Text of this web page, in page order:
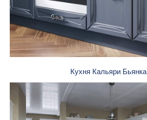
Кухня Кальяри Бьянка